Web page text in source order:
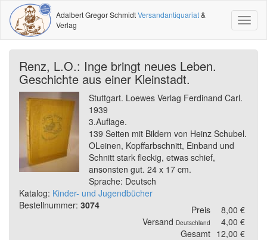
Adalbert Gregor SchmidtVersandantiquariat&
Verlag
Renz, L.O.: Inge bringt neues Leben.
Geschichte aus einer Kleinstadt.
Stuttgart. Loewes Verlag Ferdinand Carl.
1939
3.Auflage.
139 Seiten mit Bildern von Heinz Schubel.
OLeinen, Kopffarbschnitt, Einband und
Schnitt stark fleckig, etwas schief,
ansonsten gut. 24 x 17 cm.
Sprache: Deutsch
Katalog: Kinder- und Jugendbücher
Bestellnummer: 3074 Preis
8,00 €
Versand Deutschland
4,00 €
Gesamt 12,00 €